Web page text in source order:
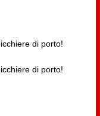
di porto!
di porto!